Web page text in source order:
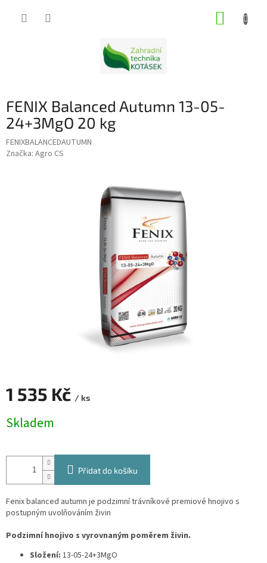
FENIX Balanced Autumn 13-05-
24+3MgO 20 kg
FENIXBALANCEDAUTUMN
Značka: Agro CS
1 535 Kč / ks
cena:
Skladem
Přidat do košíku
Fenix balanced autumn je podzimní trávníkové premiové hnojivo s
postupným uvolňováním živin
Podzimní hnojivo s vyrovnaným poměrem živin.
Složení: 13-05-24+3MgO